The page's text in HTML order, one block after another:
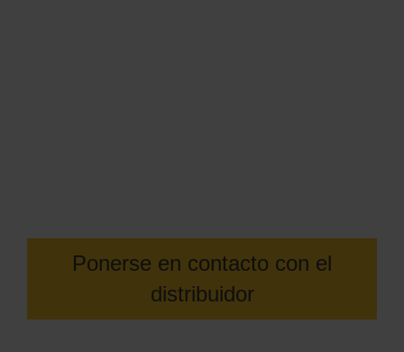
Ponerse en contacto con el
distribuidor